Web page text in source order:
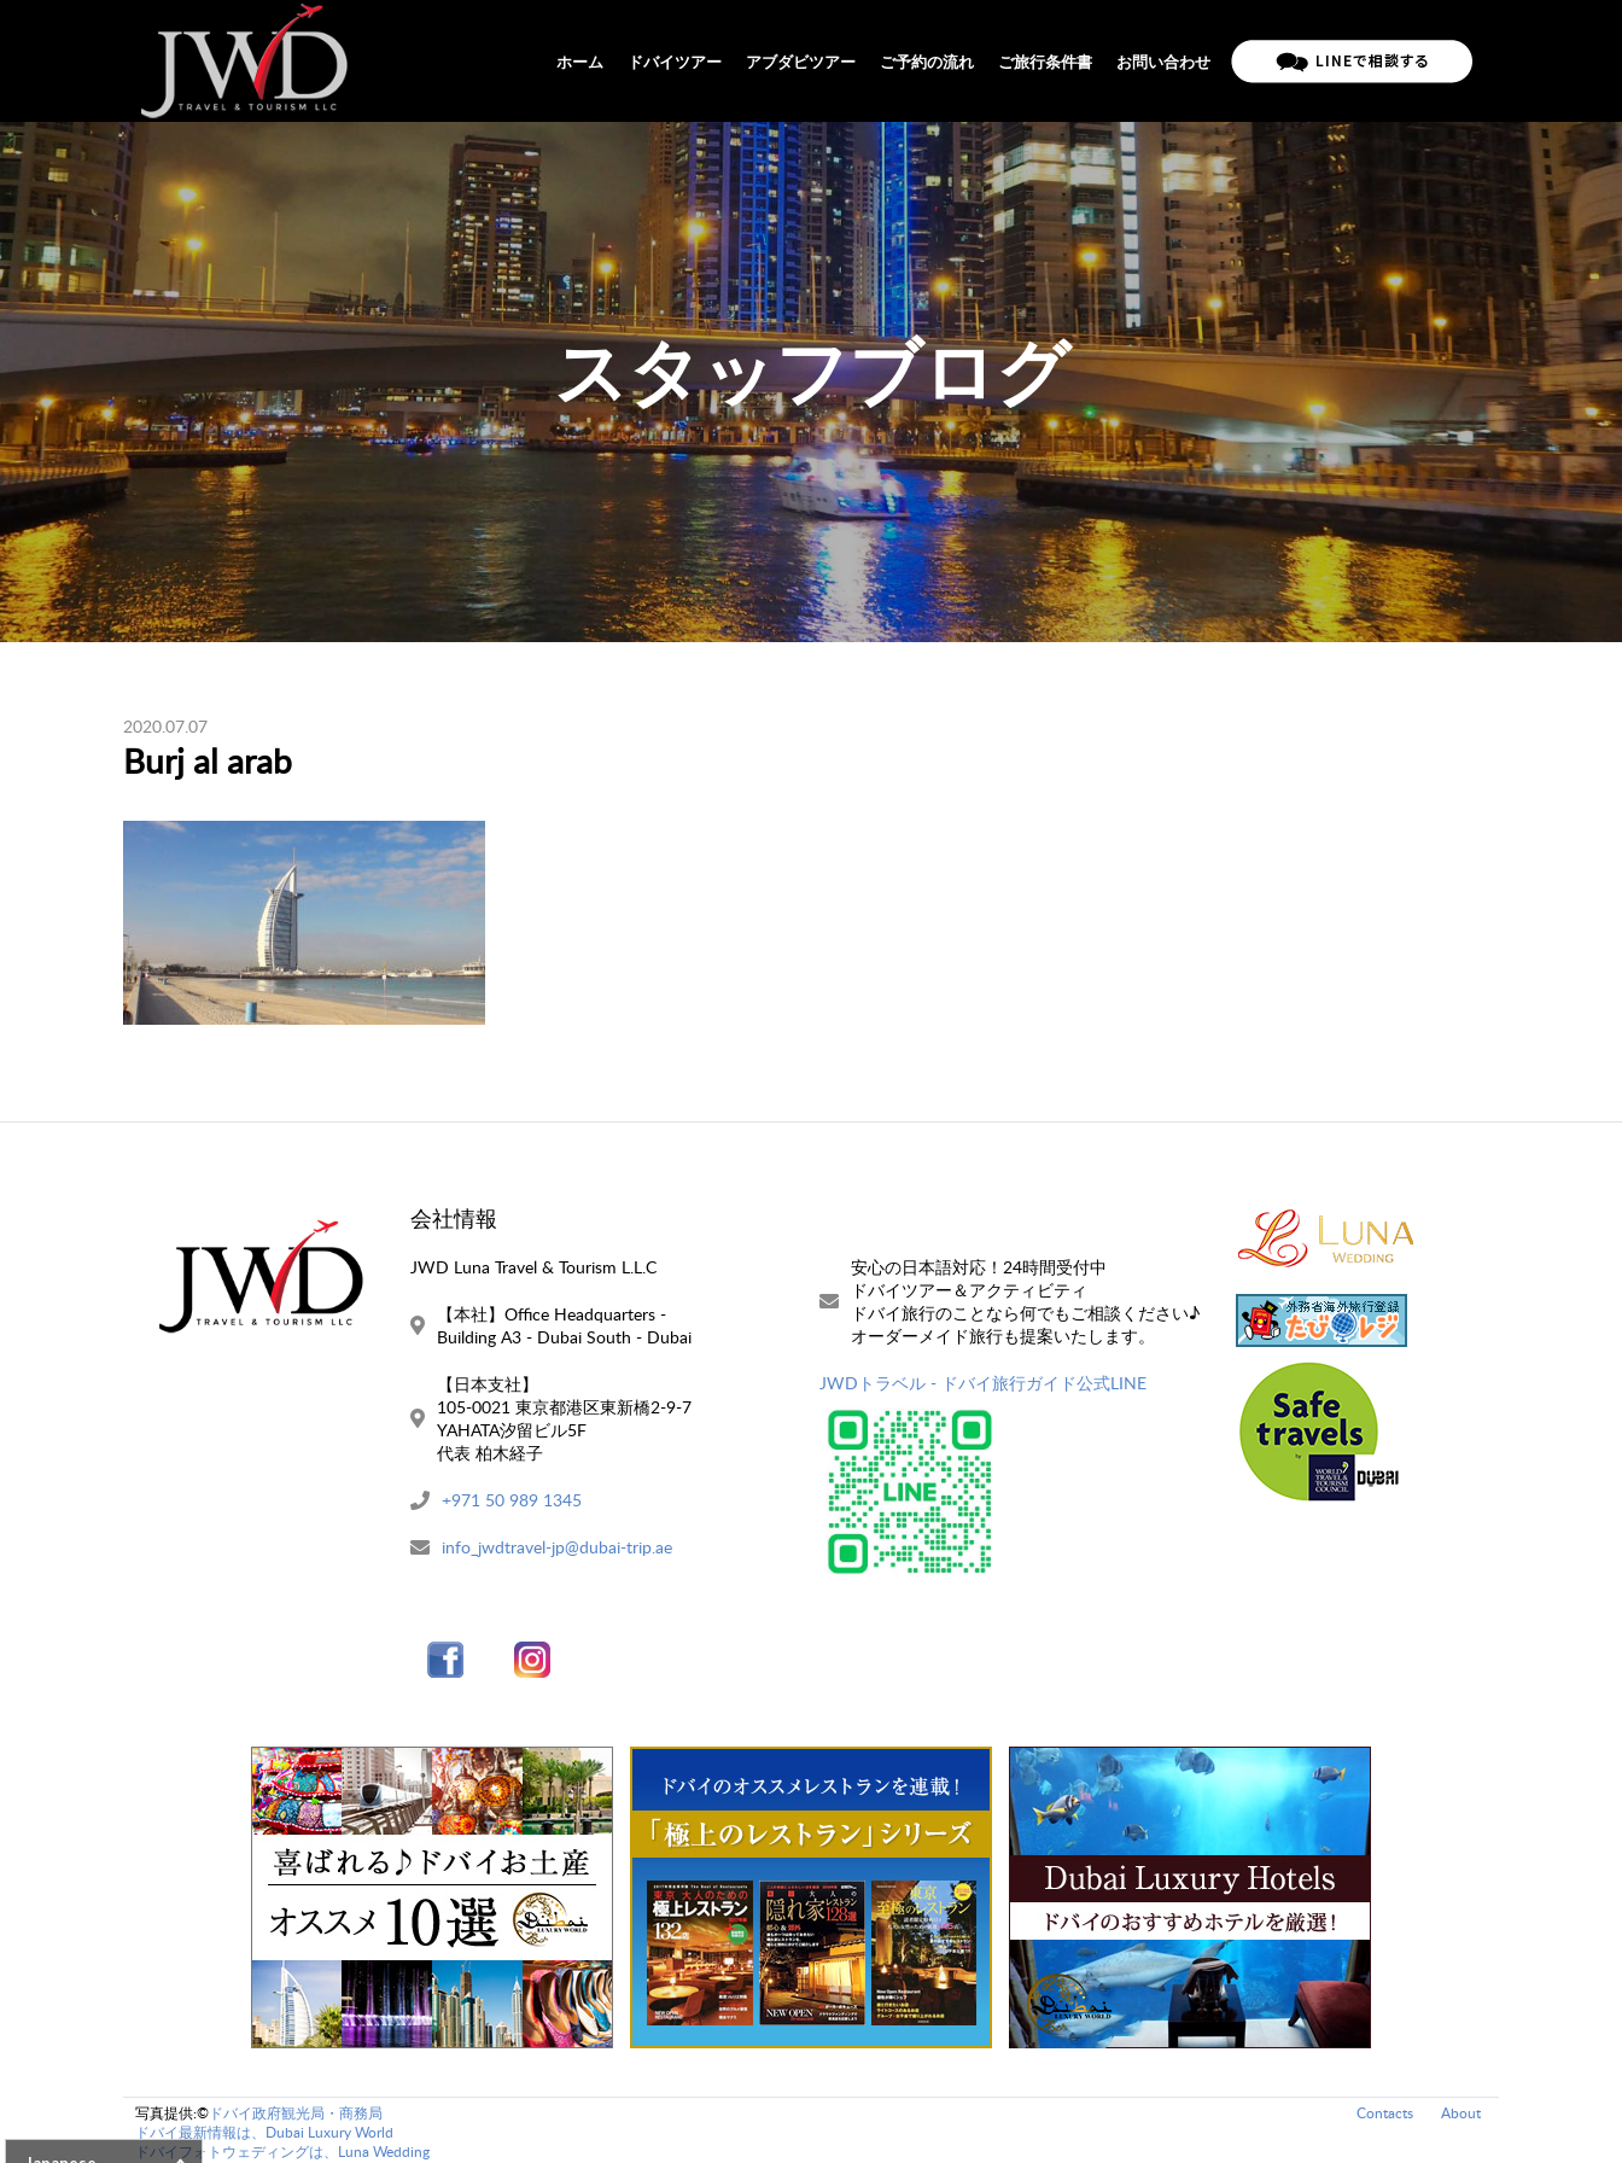
ホーム ドバイツアー アブダビツアー ご予約の流れ ご旅行条件書 お問い合わせ
スタッフブログ
2020.07.07
Burj al arab
会社情報
JWD Luna Travel & Tourism L.L.C
【本社】Office Headquarters -
Building A3 - Dubai South - Dubai
【日本支社】
105-0021 東京都港区東新橋2-9-7
YAHATA汐留ビル5F
代表 柏木経子
+971 50 989 1345
info_jwdtravel-jp@dubai-trip.ae
安心の日本語対応！24時間受付中
ドバイツアー＆アクティビティ
ドバイ旅行のことなら何でもご相談ください♪
オーダーメイド旅行も提案いたします。
JWDトラベル - ドバイ旅行ガイド公式LINE
写真提供:© ドバイ政府観光局・商務局
ドバイ最新情報は、Dubai Luxury World
ドバイフォトウェディングは、Luna Wedding
Contacts About